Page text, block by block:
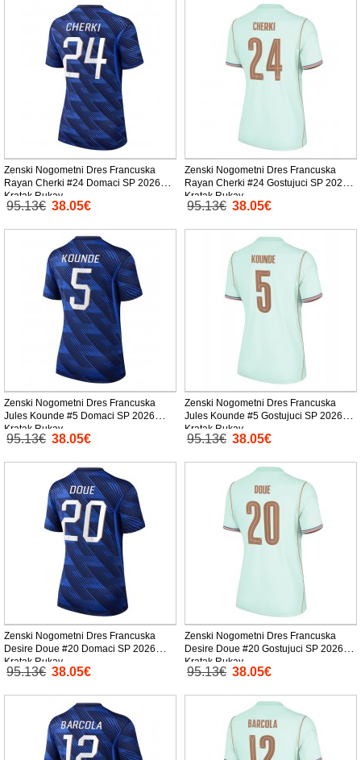
Zenski Nogometni Dres Francuska
Rayan Cherki #24 Domaci SP 2026
Kratak Rukav
95.13€ 38.05€
Zenski Nogometni Dres Francuska
Rayan Cherki #24 Gostujuci SP 2026
Kratak Rukav
95.13€ 38.05€
Zenski Nogometni Dres Francuska
Jules Kounde #5 Domaci SP 2026
Kratak Rukav
95.13€ 38.05€
Zenski Nogometni Dres Francuska
Jules Kounde #5 Gostujuci SP 2026
Kratak Rukav
95.13€ 38.05€
Zenski Nogometni Dres Francuska
Desire Doue #20 Domaci SP 2026
Kratak Rukav
95.13€ 38.05€
Zenski Nogometni Dres Francuska
Desire Doue #20 Gostujuci SP 2026
Kratak Rukav
95.13€ 38.05€